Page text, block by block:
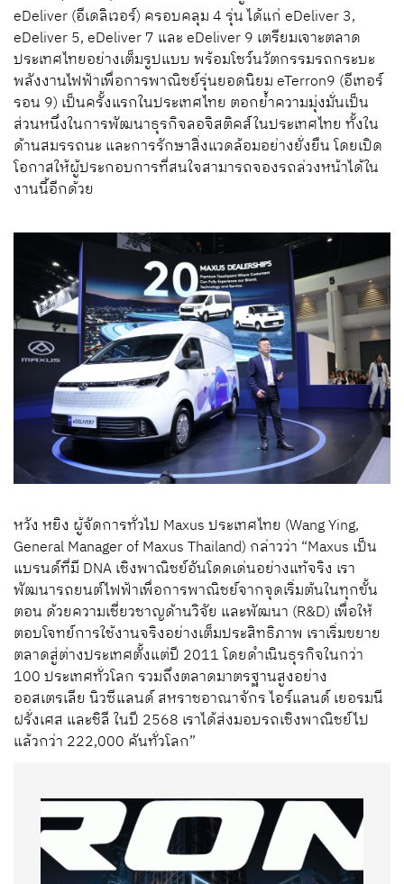
eDeliver (อีเดลิเวอร์) ครอบคลุม 4 รุ่น ได้แก่ eDeliver 3,
eDeliver 5, eDeliver 7 และ eDeliver 9 เตรียมเจาะตลาด
ประเทศไทยอย่างเต็มรูปแบบ พร้อมโชว์นวัตกรรมรถกระบะ
พลังงานไฟฟ้าเพื่อการพาณิชย์รุ่นยอดนิยม eTerron9 (อีเทอร์
รอน 9) เป็นครั้งแรกในประเทศไทย ตอกย้ำความมุ่งมั่นเป็น
ส่วนหนึ่งในการพัฒนาธุรกิจลอจิสติคส์ในประเทศไทย ทั้งใน
ด้านสมรรถนะ และการรักษาสิ่งแวดล้อมอย่างยั่งยืน โดยเปิด
โอกาสให้ผู้ประกอบการที่สนใจสามารถจองรถล่วงหน้าได้ใน
งานนี้อีกด้วย
หวัง หยิง ผู้จัดการทั่วไป Maxus ประเทศไทย (Wang Ying,
General Manager of Maxus Thailand) กล่าวว่า “Maxus เป็น
แบรนด์ที่มี DNA เชิงพาณิชย์อันโดดเด่นอย่างแท้จริง เรา
พัฒนารถยนต์ไฟฟ้าเพื่อการพาณิชย์จากจุดเริ่มต้นในทุกขั้น
ตอน ด้วยความเชี่ยวชาญด้านวิจัย และพัฒนา (R&D) เพื่อให้
ตอบโจทย์การใช้งานจริงอย่างเต็มประสิทธิภาพ เราเริ่มขยาย
ตลาดสู่ต่างประเทศตั้งแต่ปี 2011 โดยดำเนินธุรกิจในกว่า
100 ประเทศทั่วโลก รวมถึงตลาดมาตรฐานสูงอย่าง
ออสเตรเลีย นิวซีแลนด์ สหราชอาณาจักร ไอร์แลนด์ เยอรมนี
ฝรั่งเศส และชิลี ในปี 2568 เราได้ส่งมอบรถเชิงพาณิชย์ไป
แล้วกว่า 222,000 คันทั่วโลก”